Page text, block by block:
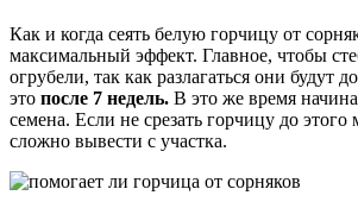
Как и когда сеять белую горчицу от
максимальный эффект. Главное, чтобы
огрубели, так как разлагаться они будут
это после 7 недель. В это же время
семена. Если не срезать горчицу до этого
сложно вывести с участка.